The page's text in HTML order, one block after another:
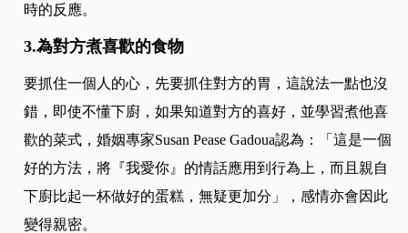
時的反應。
3.為對方煮喜歡的食物
要抓住一個人的心，先要抓住對方的胃，這說法一點也沒
錯，即使不懂下廚，如果知道對方的喜好，並學習煮他喜
歡的菜式，婚姻專家Susan Pease Gadoua認為：「這是一個
好的方法，將『我愛你』的情話應用到行為上，而且親自
下廚比起一杯做好的蛋糕，無疑更加分」，感情亦會因此
變得親密。